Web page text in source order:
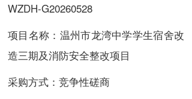
WZDH-G20260528
项目名称：温州市龙湾中学学生宿舍改
造三期及消防安全整改项目
采购方式：竞争性磋商